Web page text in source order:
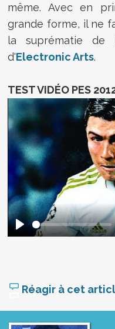
même. Avec en
grande forme, il ne
la suprématie de
d'Electronic Arts.
TEST VIDÉO PES
Réagir à cet